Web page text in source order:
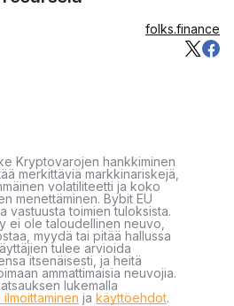
folks.finance
Kryptovarojen hankkiminen
merkittäviä markkinariskejä,
volatiliteetti ja koko
menettäminen. Bybit EU
vastuusta toimien tuloksista.
ei ole taloudellinen neuvo,
myydä tai pitää hallussa
tulee arvioida
itsenäisesti, ja heitä
ammattimaisia neuvojia.
lukemalla
ja käyttöehdot.